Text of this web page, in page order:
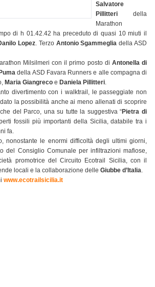
Salvatore
Pillitteri della
Marathon
di h 01.42.42 ha preceduto di quasi 10 miuti il
Lopez. Terzo Antonio Sgammeglia della ASD
Milsilmeri con il primo posto di Antonella di
della ASD Favara Runners e alle compagna di
Maria Giangreco e Daniela Pillitteri.
divertimento con i walktrail, le passeggiate non
la possibilità anche ai meno allenati di scoprire
del Parco, una su tutte la suggestiva “Pietra di
fossili più importanti della Sicilia, databile tra i
fa.
nonostante le enormi difficoltà degli ultimi giorni,
del Consiglio Comunale per infiltrazioni mafiose,
promotrice del Circuito Ecotrail Sicilia, con il
locali e la collaborazione delle Giubbe d’Italia.
www.ecotrailsicilia.it